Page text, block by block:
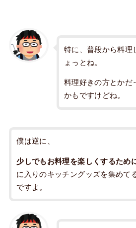
特に、普段から料理
ょっとね。
料理好きの方とかだ
かもですけどね。
僕は逆に、
少しでもお料理を楽しくするため
に入りのキッチングッズを集めて
ですよ。